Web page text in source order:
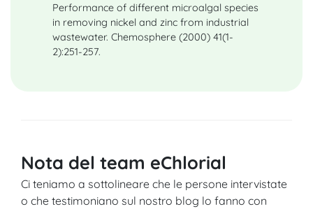
Performance of different microalgal species
in removing nickel and zinc from industrial
wastewater. Chemosphere (2000) 41(1-
2):251-257.
Nota del team eChlorial
Ci teniamo a sottolineare che le persone intervistate
o che testimoniano sul nostro blog lo fanno con